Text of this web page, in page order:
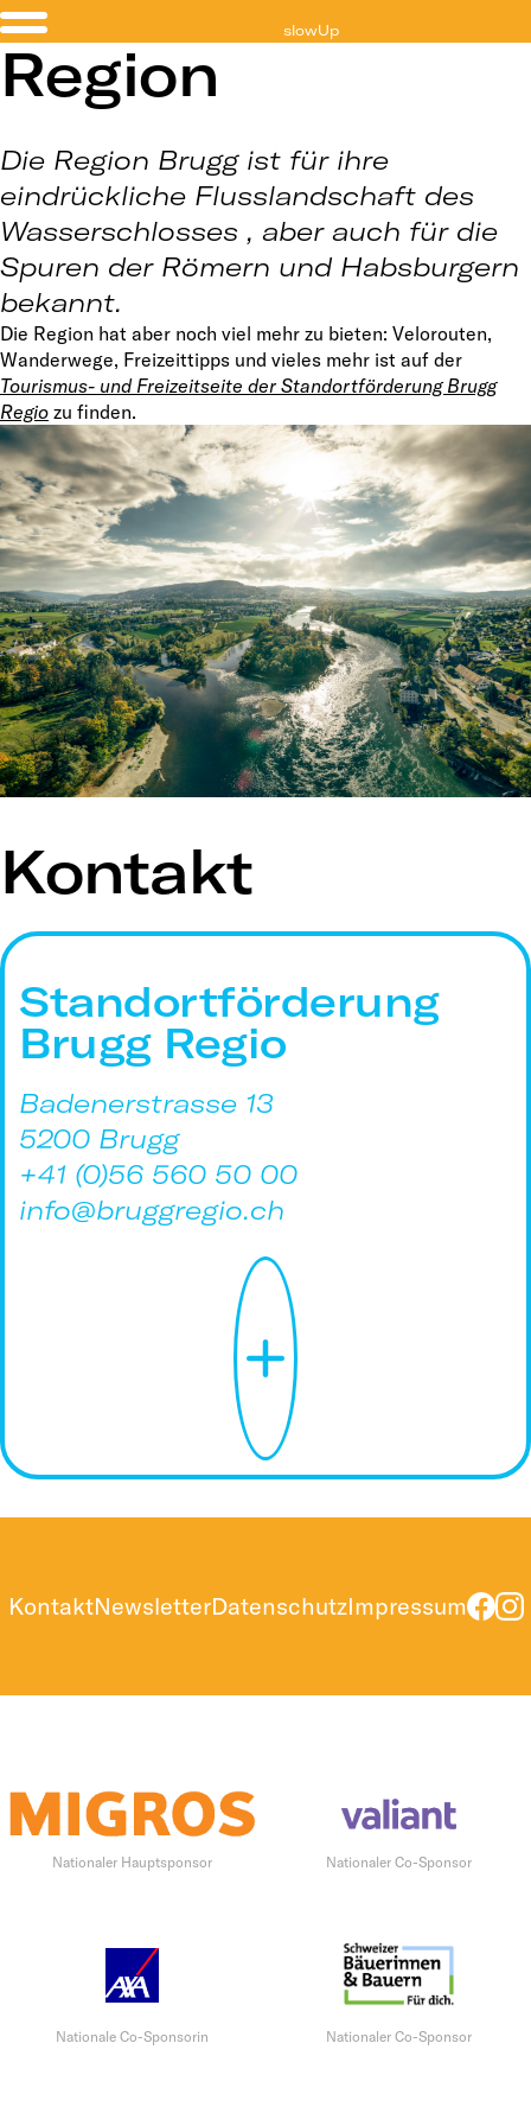
slowUp
Region
Die Region Brugg ist für ihre
eindrückliche Flusslandschaft des
Wasserschlosses , aber auch für die
Spuren der Römern und Habsburgern
bekannt.
Die Region hat aber noch viel mehr zu bieten: Velorouten,
Wanderwege, Freizeittipps und vieles mehr ist auf der
Tourismus- und Freizeitseite der Standortförderung Brugg
Regio zu finden.
Kontakt
Standortförderung
Brugg Regio
Badenerstrasse 13
5200 Brugg
+41 (0)56 560 50 00
info@bruggregio.ch
KontaktNewsletterDatenschutzImpressum
Nationaler Hauptsponsor Nationaler Co-Sponsor
Nationale Co-Sponsorin Nationaler Co-Sponsor